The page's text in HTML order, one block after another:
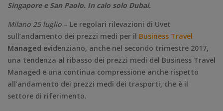
Singapore e San Paolo. In calo solo Dubai.
Milano 25 luglio – Le regolari rilevazioni di Uvet
sull’andamento dei prezzi medi per il Business Travel
Managed evidenziano, anche nel secondo trimestre 2017,
una tendenza al ribasso dei prezzi medi del Business Travel
Managed e una continua compressione anche rispetto
all’andamento dei prezzi medi dei trasporti, che è il
settore di riferimento.